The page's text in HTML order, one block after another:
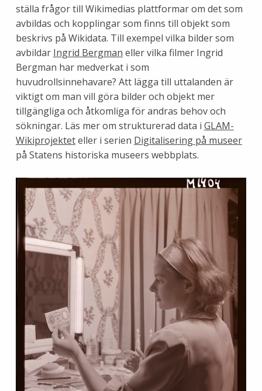
ställa frågor till Wikimedias plattformar om det som
avbildas och kopplingar som finns till objekt som
beskrivs på Wikidata. Till exempel vilka bilder som
avbildar Ingrid Bergman eller vilka filmer Ingrid
Bergman har medverkat i som
huvudrollsinnehavare? Att lägga till uttalanden är
viktigt om man vill göra bilder och objekt mer
tillgängliga och åtkomliga för andras behov och
sökningar. Läs mer om strukturerad data i GLAM-
Wikiprojekteteller i serien Digitalisering på museer
på Statens historiska museers webbplats.